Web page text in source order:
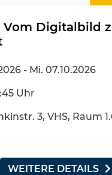
Vom Digitalbild
- Mi. 07.10.2026
Uhr
3, VHS, Raum
WEITERE DETAILS